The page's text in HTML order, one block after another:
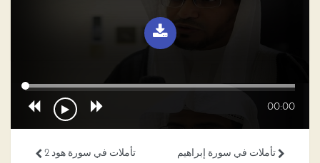
00:00
تأملات في سورة هود 2 تأملات في سورة إبراهيم